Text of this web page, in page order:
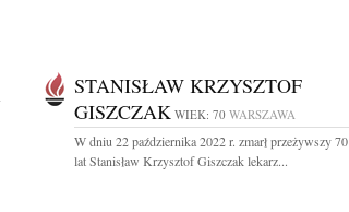
STANISŁAW KRZYSZTOF
GISZCZAK WIEK: 70 WARSZAWA
W dniu 22 października 2022 r. zmarł przeżywszy 70
lat Stanisław Krzysztof Giszczak lekarz...